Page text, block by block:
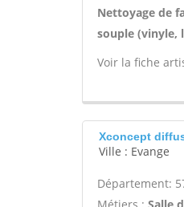
Nettoyage de
souple (vinyle,
Voir la fiche
Xconcept
Ville : Evange
Département: